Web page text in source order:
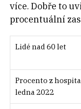
více. Dobře to
procentuální
Lidé nad 60 let
Procento z
ledna 2022